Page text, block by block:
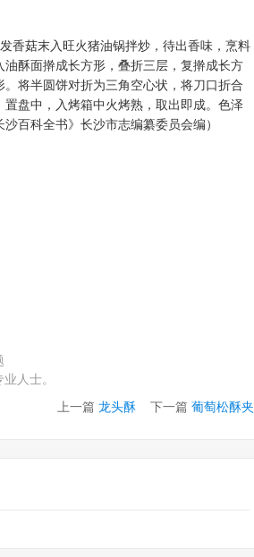
香菇末入旺火猪油锅拌炒，待出香味，烹料
酥面擀成长方形，叠折三层，复擀成长方
。将半圆饼对折为三角空心状，将刀口折合
盘中，入烤箱中火烤熟，取出即成。色泽
沙百科全书》长沙市志编纂委员会编）
人士。
上一篇 龙头酥 下一篇 葡萄松酥夹